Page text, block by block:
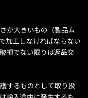
が大きいもの（製品ム
加工しなければならない
損でない限りは返品交
するものとして取り扱